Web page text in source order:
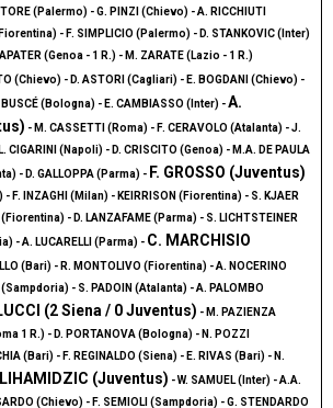
(Palermo) - G. PINZI (Chievo) - A. RICCHIUTI
- F. SIMPLICIO (Palermo) - D. STANKOVIC (Inter)
(Genoa - 1 R.) - M. ZARATE (Lazio - 1 R.)
(Chievo) - D. ASTORI (Cagliari) - E. BOGDANI (Chievo) -
(Bologna) - E. CAMBIASSO (Inter) -A.
- M. CASSETTI (Roma) - F. CERAVOLO (Atalanta) - J.
CIGARINI (Napoli) - D. CRISCITO (Genoa) - M.A. DE PAULA
- D. GALLOPPA (Parma) - F. GROSSO (Juventus)
F. INZAGHI (Milan) - KEIRRISON (Fiorentina) - S. KJAER
- D. LANZAFAME (Parma) - S. LICHTSTEINER
- A. LUCARELLI (Parma) - C. MARCHISIO
(Bari) - R. MONTOLIVO (Fiorentina) - A. NOCERINO
- S. PADOIN (Atalanta) - A. PALOMBO
(2 Siena / 0 Juventus) - M. PAZIENZA
1 R.) - D. PORTANOVA (Bologna) - N. POZZI
(Bari) - F. REGINALDO (Siena) - E. RIVAS (Bari) - N.
(Juventus) - W. SAMUEL (Inter) - A.A.
(Chievo) - F. SEMIOLI (Sampdoria) - G. STENDARDO